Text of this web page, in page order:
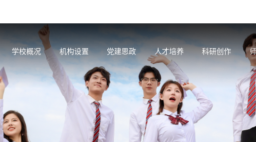
学校概况 机构设置 党建思政 人才培养 科研创作